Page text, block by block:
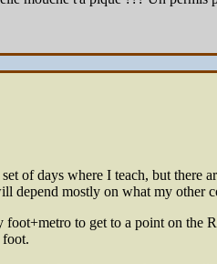
of days where I teach, but there
depend mostly on what my other
to get to a point on
foot.